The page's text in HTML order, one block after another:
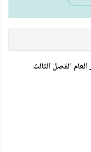
الفصل الثالث